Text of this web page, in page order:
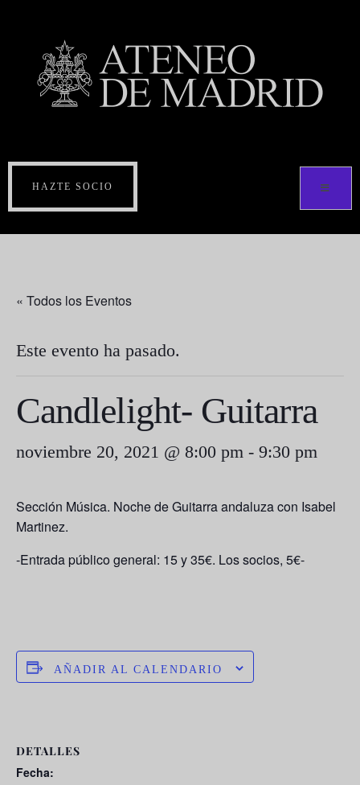
HAZTE SOCIO
« Todos los Eventos
Este evento ha pasado.
Candlelight- Guitarra
noviembre 20, 2021 @ 8:00 pm - 9:30 pm
Sección Música. Noche de Guitarra andaluza con Isabel
Martinez.
-Entrada público general: 15 y 35€. Los socios, 5€-
AÑADIR AL CALENDARIO
DETALLES
Fecha: